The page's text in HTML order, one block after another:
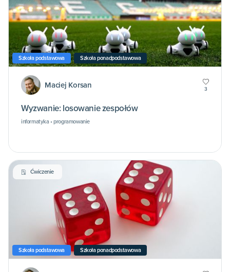
Szkoła podstawowa Szkoła ponadpodstawowa
Maciej Korsan 3
Wyzwanie: losowanie zespołów
informatyka • programowanie
Ćwiczenie
Szkoła podstawowa Szkoła ponadpodstawowa